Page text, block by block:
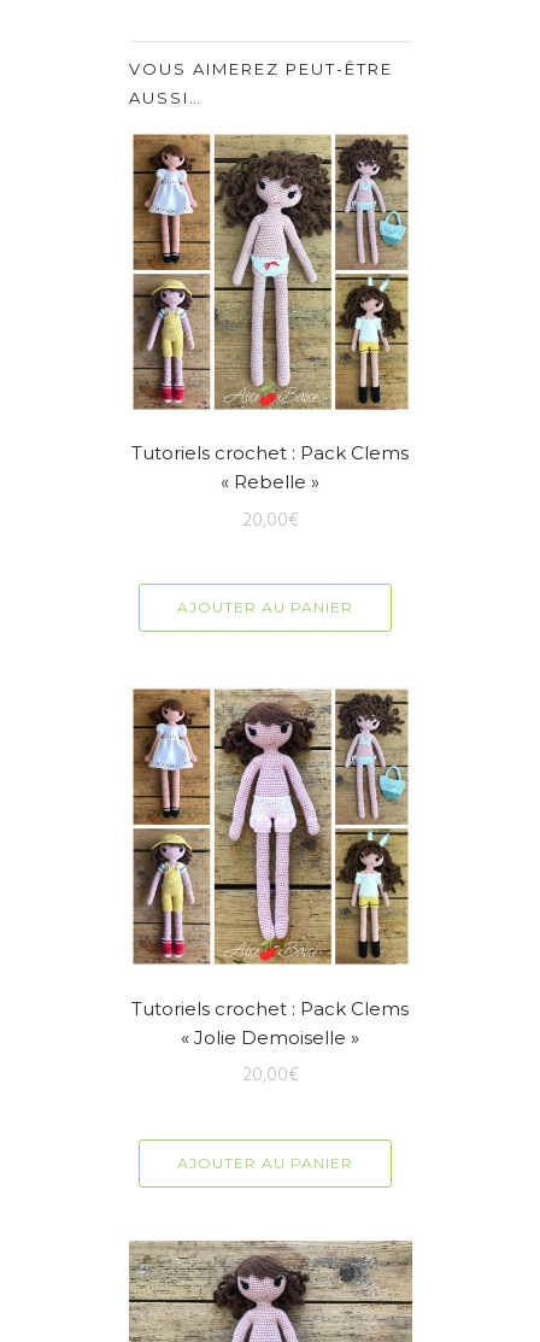
VOUS AIMEREZ PEUT-ÊTRE
AUSSI…
Tutoriels crochet : Pack Clems
« Rebelle »
20,00€
AJOUTER AU PANIER
Tutoriels crochet : Pack Clems
« Jolie Demoiselle »
20,00€
AJOUTER AU PANIER